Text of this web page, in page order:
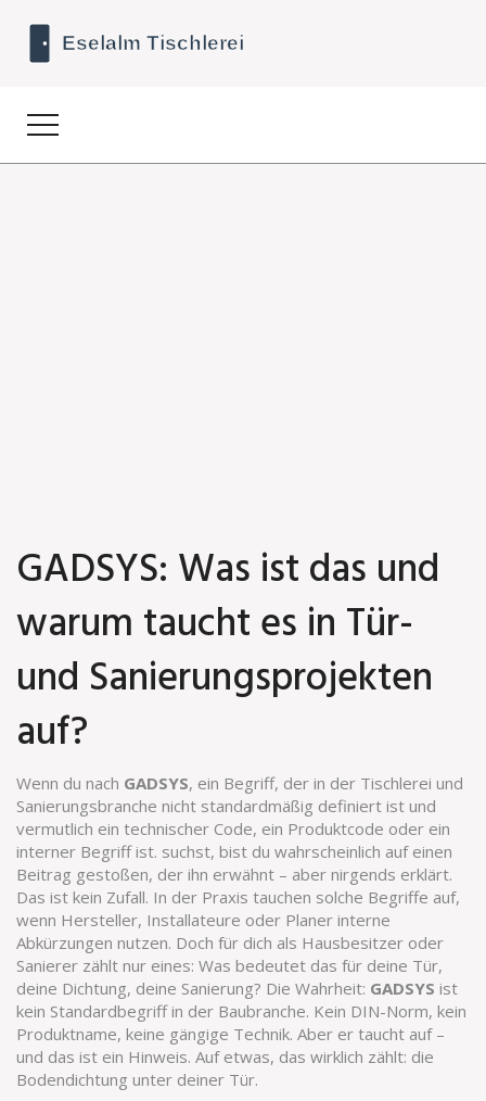
GADSYS: Was ist das und
warum taucht es in Tür-
und Sanierungsprojekten
auf?
Wenn du nach GADSYS, ein Begriff, der in der Tischlerei und
Sanierungsbranche nicht standardmäßig definiert ist und
vermutlich ein technischer Code, ein Produktcode oder ein
interner Begriff ist. suchst, bist du wahrscheinlich auf einen
Beitrag gestoßen, der ihn erwähnt – aber nirgends erklärt.
Das ist kein Zufall. In der Praxis tauchen solche Begriffe auf,
wenn Hersteller, Installateure oder Planer interne
Abkürzungen nutzen. Doch für dich als Hausbesitzer oder
Sanierer zählt nur eines: Was bedeutet das für deine Tür,
deine Dichtung, deine Sanierung? Die Wahrheit: GADSYS ist
kein Standardbegriff in der Baubranche. Kein DIN-Norm, kein
Produktname, keine gängige Technik. Aber er taucht auf –
und das ist ein Hinweis. Auf etwas, das wirklich zählt: die
Bodendichtung unter deiner Tür.